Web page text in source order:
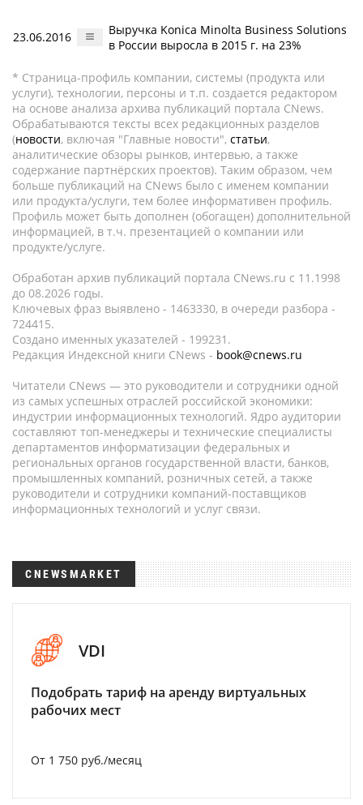
23.06.2016
Выручка Konica Minolta Business Solutions
в России выросла в 2015 г. на 23%
* Страница-профиль компании, системы (продукта или
услуги), технологии, персоны и т.п. создается редактором
на основе анализа архива публикаций портала CNews.
Обрабатываются тексты всех редакционных разделов
(новости, включая "Главные новости", статьи,
аналитические обзоры рынков, интервью, а также
содержание партнёрских проектов). Таким образом, чем
больше публикаций на CNews было с именем компании
или продукта/услуги, тем более информативен профиль.
Профиль может быть дополнен (обогащен) дополнительной
информацией, в т.ч. презентацией о компании или
продукте/услуге.
Обработан архив публикаций портала CNews.ru c 11.1998
до 08.2026 годы.
Ключевых фраз выявлено - 1463330, в очереди разбора -
724415.
Создано именных указателей - 199231.
Редакция Индексной книги CNews - book@cnews.ru
Читатели CNews — это руководители и сотрудники одной
из самых успешных отраслей российской экономики:
индустрии информационных технологий. Ядро аудитории
составляют топ-менеджеры и технические специалисты
департаментов информатизации федеральных и
региональных органов государственной власти, банков,
промышленных компаний, розничных сетей, а также
руководители и сотрудники компаний-поставщиков
информационных технологий и услуг связи.
CNEWSMARKET
VDI
Подобрать тариф на аренду виртуальных
рабочих мест
От 1 750 руб./месяц